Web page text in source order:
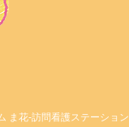
ま花-訪問看護ステーション